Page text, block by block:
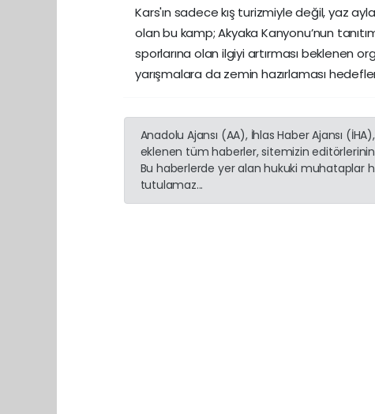
Kars'ın sadece kış turizmiyle değil, yaz
olan bu kamp; Akyaka Kanyonu’nun
sporlarına olan ilgiyi artırması beklenen
yarışmalara da zemin hazırlaması
Anadolu Ajansı (AA), İhlas Haber Ajansı
eklenen tüm haberler, sitemizin
Bu haberlerde yer alan hukuki muhataplar
tutulamaz...